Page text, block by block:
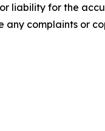
liability for the
complaints or